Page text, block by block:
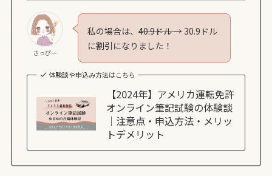
さっぴー
私の場合は、40.9ドル→ 30.9ドル
に割引になりました！
体験談や申込み方法はこちら
【2024年】アメリカ運転免許
オンライン筆記試験の体験談
｜注意点・申込方法・メリッ
トデメリット